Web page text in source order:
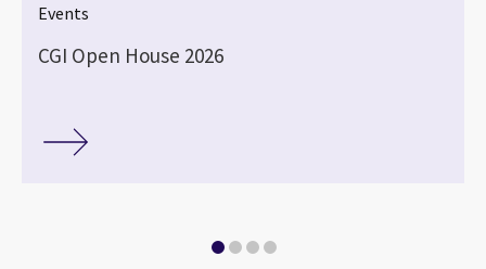
Events
CGI Open House 2026